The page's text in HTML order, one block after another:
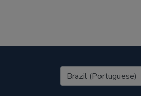
United States (EN)